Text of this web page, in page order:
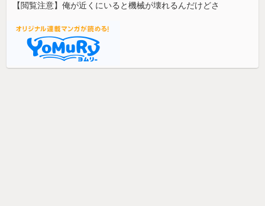
【閲覧注意】俺が近くにいると機械が壊れるんだけどさ